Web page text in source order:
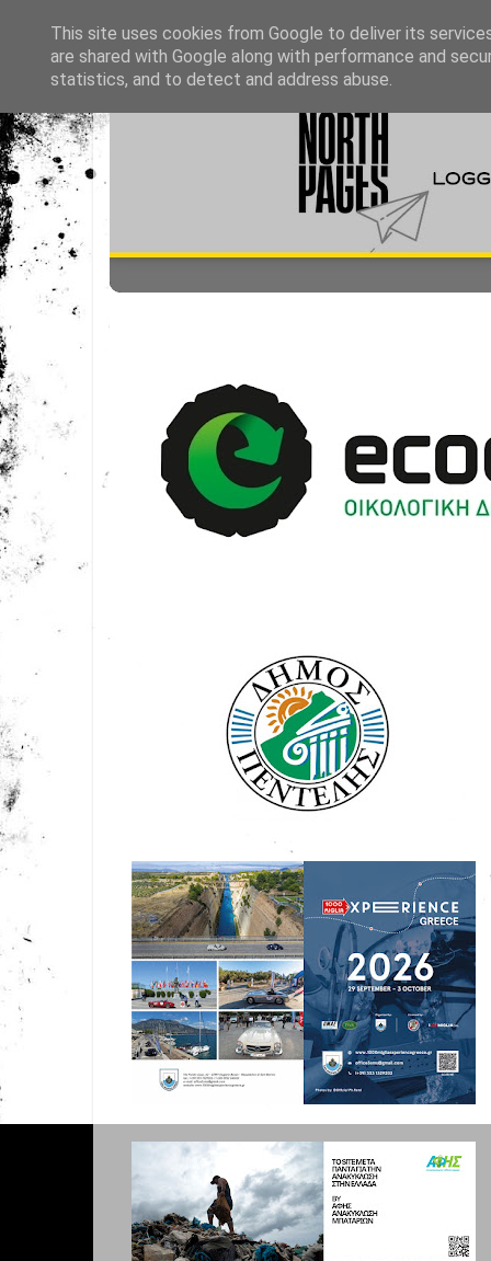
This site uses cookies from Google to deliver its
are shared with Google along with performance and
statistics, and to detect and address abuse.